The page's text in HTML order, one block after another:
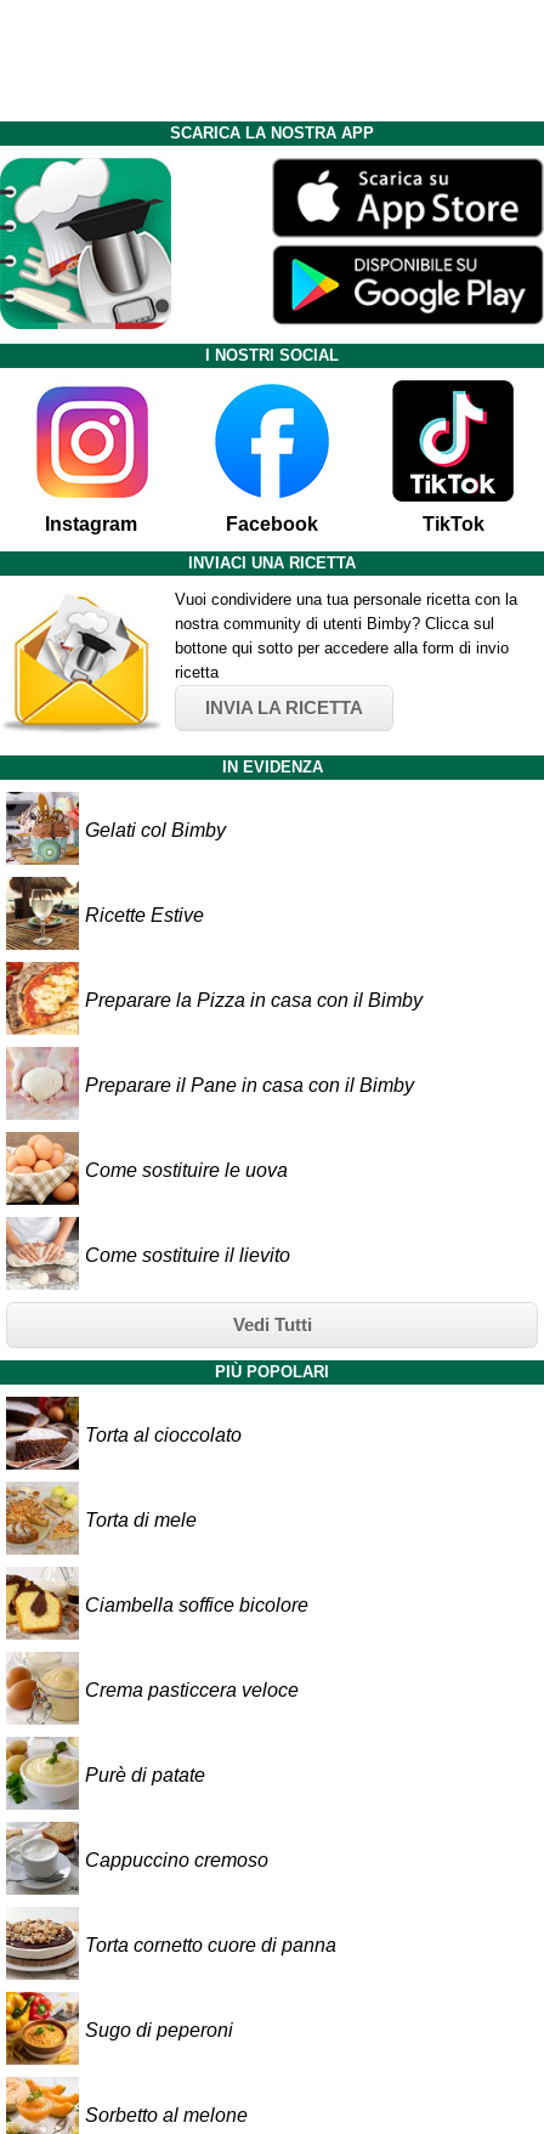
SCARICA LA NOSTRA APP
I NOSTRI SOCIAL
Instagram Facebook TikTok
INVIACI UNA RICETTA
Vuoi condividere una tua personale ricetta con la
nostra community di utenti Bimby? Clicca sul
bottone qui sotto per accedere alla form di invio
ricetta
INVIA LA RICETTA
IN EVIDENZA
Gelati col Bimby
Ricette Estive
Preparare la Pizza in casa con il Bimby
Preparare il Pane in casa con il Bimby
Come sostituire le uova
Come sostituire il lievito
Vedi Tutti
PIÙ POPOLARI
Torta al cioccolato
Torta di mele
Ciambella soffice bicolore
Crema pasticcera veloce
Purè di patate
Cappuccino cremoso
Torta cornetto cuore di panna
Sugo di peperoni
Sorbetto al melone